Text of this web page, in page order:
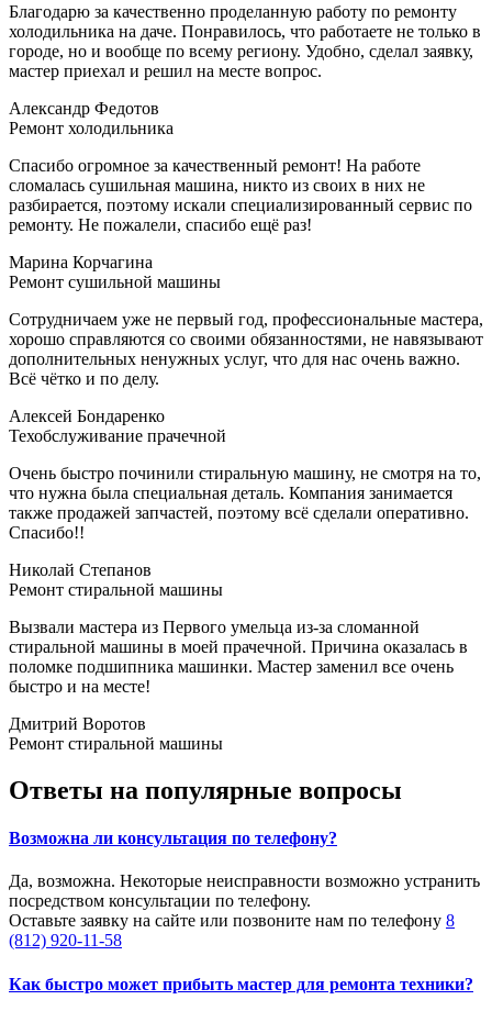
Благодарю за качественно проделанную работу по ремонту
холодильника на даче. Понравилось, что работаете не только в
городе, но и вообще по всему региону. Удобно, сделал заявку,
мастер приехал и решил на месте вопрос.
Александр Федотов
Ремонт холодильника
Спасибо огромное за качественный ремонт! На работе
сломалась сушильная машина, никто из своих в них не
разбирается, поэтому искали специализированный сервис по
ремонту. Не пожалели, спасибо ещё раз!
Марина Корчагина
Ремонт сушильной машины
Сотрудничаем уже не первый год, профессиональные мастера,
хорошо справляются со своими обязанностями, не навязывают
дополнительных ненужных услуг, что для нас очень важно.
Всё чётко и по делу.
Алексей Бондаренко
Техобслуживание прачечной
Очень быстро починили стиральную машину, не смотря на то,
что нужна была специальная деталь. Компания занимается
также продажей запчастей, поэтому всё сделали оперативно.
Спасибо!!
Николай Cтепанов
Ремонт стиральной машины
Вызвали мастера из Первого умельца из-за сломанной
стиральной машины в моей прачечной. Причина оказалась в
поломке подшипника машинки. Мастер заменил все очень
быстро и на месте!
Дмитрий Воротов
Ремонт стиральной машины
Ответы на популярные вопросы
Возможна ли консультация по телефону?
Да, возможна. Некоторые неисправности возможно устранить
посредством консультации по телефону.
Оставьте заявку на сайте или позвоните нам по телефону 8
(812) 920-11-58
Как быстро может прибыть мастер для ремонта техники?